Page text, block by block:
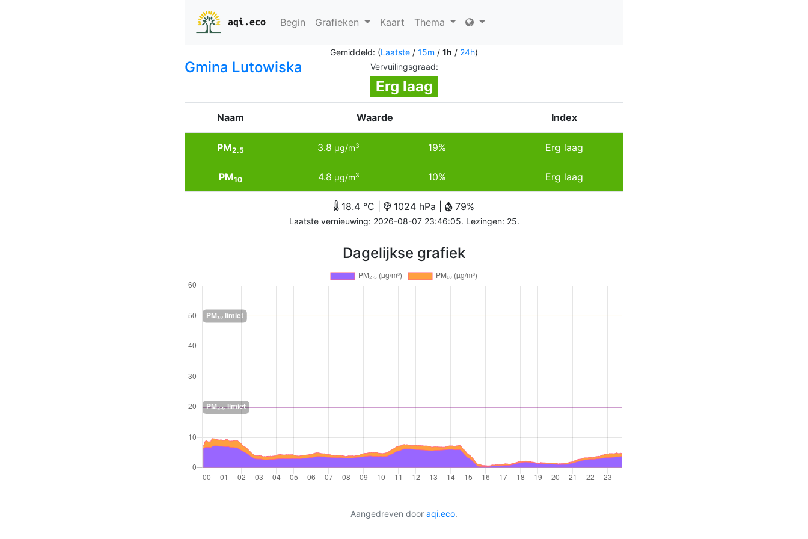
aqi.eco Begin Grafieken Kaart Thema
Gemiddeld: (Laatste / 15m / 1h / 24h)
Gmina Lutowiska Vervuilingsgraad:
Erg laag
Naam Waarde Index
PM2.5 3.8 µg/m3 19% Erg laag
PM10 4.8 µg/m3 10% Erg laag
18.4 °C | 1024 hPa | 79%
Laatste vernieuwing: 2026-08-07 23:46:05. Lezingen: 25.
Dagelijkse grafiek
Aangedreven door aqi.eco.